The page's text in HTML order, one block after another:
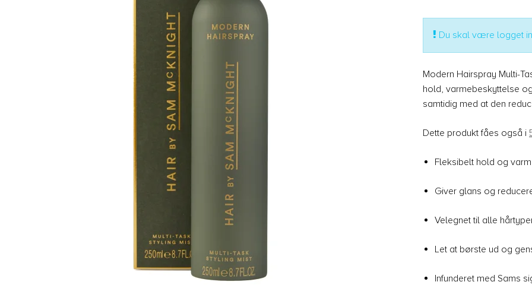
Du skal være logget
Modern Hairspray Multi-
hold, varmebeskyttelse
samtidig med at den
Dette produkt fåes også i
Fleksibelt hold og
Giver glans og
Velegnet til alle
Let at børste ud og
Infunderet med Sams